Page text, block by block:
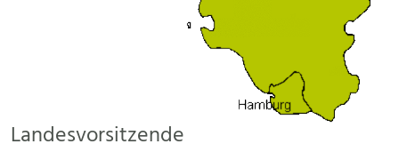
Landesvorsitzende